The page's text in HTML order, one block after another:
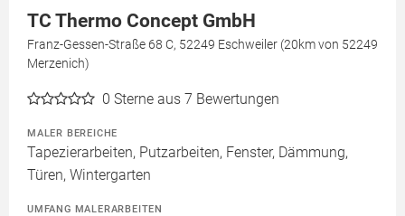
TC Thermo Concept GmbH
Franz-Gessen-Straße 68 C, 52249 Eschweiler (20km von 52249
Merzenich)
0 Sterne aus 7 Bewertungen
MALER BEREICHE
Tapezierarbeiten, Putzarbeiten, Fenster, Dämmung,
Türen, Wintergarten
UMFANG MALERARBEITEN